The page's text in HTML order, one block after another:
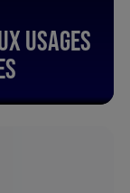
Usages